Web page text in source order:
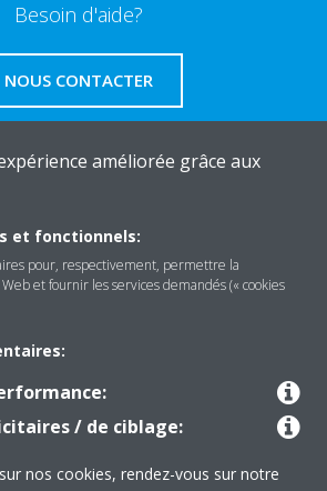
Besoin d'aide?
NOUS CONTACTER
améliorée grâce aux
et fonctionnels:
pour, respectivement, permettre la
et fournir les services demandés (« cookies
/ de ciblage:
nos cookies, rendez-vous sur notre